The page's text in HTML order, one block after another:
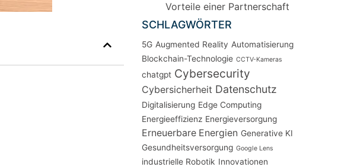
Vorteile einer Partnerschaft
SCHLAGWÖRTER
5G Augmented Reality Automatisierung
Blockchain-Technologie CCTV-Kameras
chatgpt Cybersecurity
Cybersicherheit Datenschutz
Digitalisierung Edge Computing
Energieeffizienz Energieversorgung
Erneuerbare Energien Generative KI
Gesundheitsversorgung Google Lens
industrielle Robotik Innovationen